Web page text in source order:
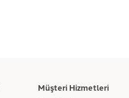
Müşteri Hizmetleri